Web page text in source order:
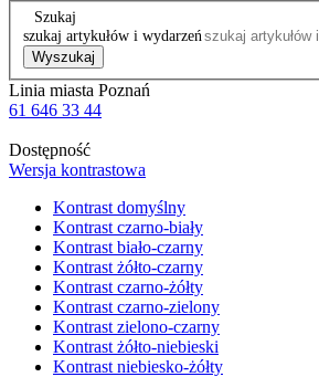
Szukaj
szukaj artykułów i wydarzeń
Wyszukaj
Linia miasta Poznań
61 646 33 44
Dostępność
Wersja kontrastowa
Kontrast domyślny
Kontrast czarno-biały
Kontrast biało-czarny
Kontrast żółto-czarny
Kontrast czarno-żółty
Kontrast czarno-zielony
Kontrast zielono-czarny
Kontrast żółto-niebieski
Kontrast niebiesko-żółty